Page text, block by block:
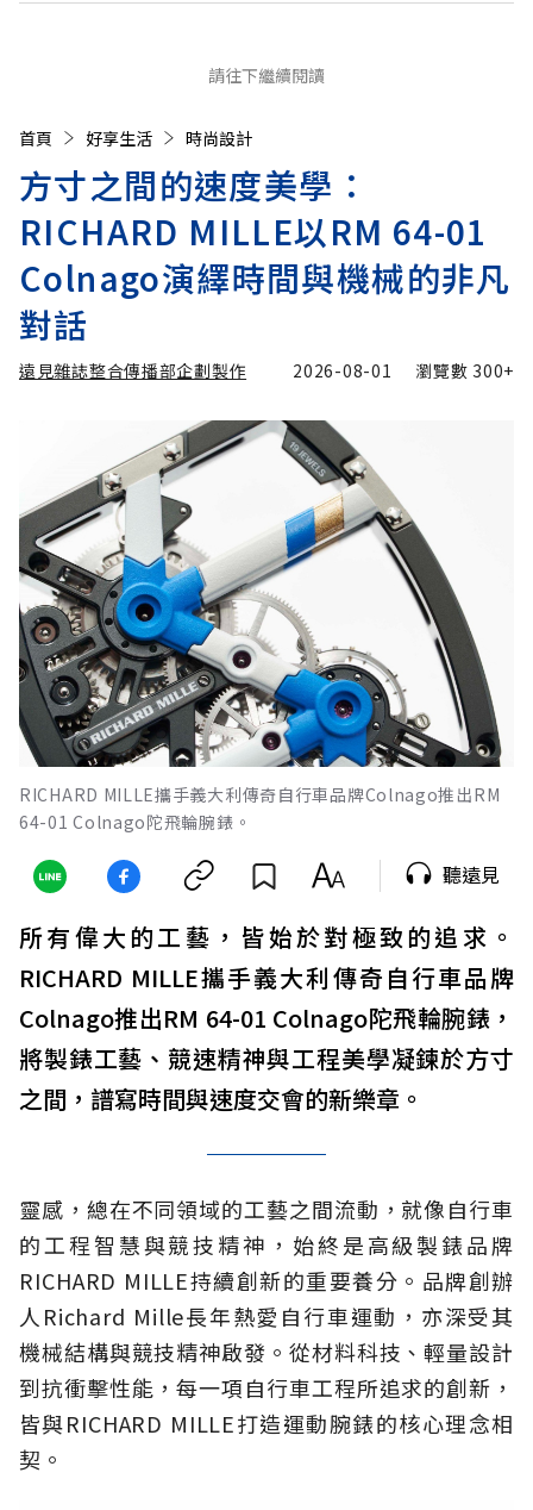
請往下繼續閱讀
首頁 好享生活 時尚設計
方寸之間的速度美學：
RICHARD MILLE以RM 64-01
Colnago演繹時間與機械的非凡
對話
遠見雜誌整合傳播部企劃製作 2026-08-01 瀏覽數 300+
RICHARD MILLE攜手義大利傳奇自行車品牌Colnago推出RM
64-01 Colnago陀飛輪腕錶。
聽遠見
所有偉大的工藝，皆始於對極致的追求。
RICHARD MILLE攜手義大利傳奇自行車品牌
Colnago推出RM 64-01 Colnago陀飛輪腕錶，
將製錶工藝、競速精神與工程美學凝鍊於方寸
之間，譜寫時間與速度交會的新樂章。
靈感，總在不同領域的工藝之間流動，就像自行車
的工程智慧與競技精神，始終是高級製錶品牌
RICHARD MILLE持續創新的重要養分。品牌創辦
人Richard Mille長年熱愛自行車運動，亦深受其
機械結構與競技精神啟發。從材料科技、輕量設計
到抗衝擊性能，每一項自行車工程所追求的創新，
皆與RICHARD MILLE打造運動腕錶的核心理念相
契。